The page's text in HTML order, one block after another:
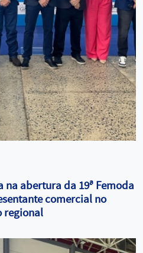
na abertura da 19ª Femoda
comercial no
regional